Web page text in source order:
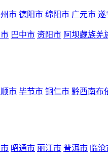
市 德阳市 绵阳市 广元市 遂
巴中市 资阳市 阿坝藏族羌
市 毕节市 铜仁市 黔西南布
昭通市 丽江市 普洱市 临